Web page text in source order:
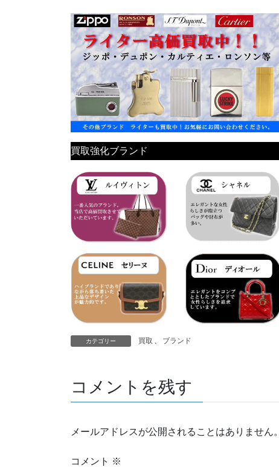
買取強化ブランド
カテゴリー 買取 、 ブランド
コメントを残す
メールアドレスが公開されることはありません。
コメント ※